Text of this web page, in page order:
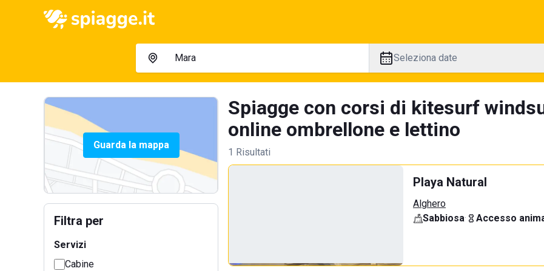
Seleziona date
Guarda la mappa
Filtra per
Servizi
Cabine
Spiagge con corsi di kitesurf
online ombrellone e lettino
1 Risultati
Playa Natural
Alghero
Sabbiosa· Accesso